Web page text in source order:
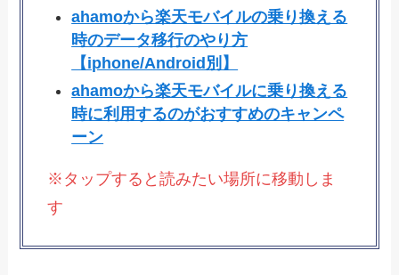
ahamoから楽天モバイルの乗り換える
時のデータ移行のやり方
【iphone/Android別】
ahamoから楽天モバイルに乗り換える
時に利用するのがおすすめのキャンペ
ーン
※タップすると読みたい場所に移動しま
す